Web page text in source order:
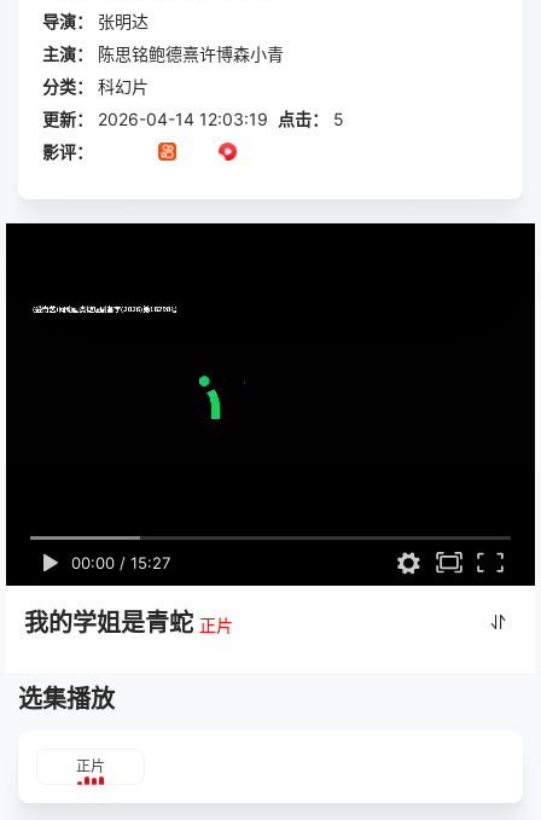
导演：
张明达
主演：
陈思铭鲍德熹许博森小青
分类：
科幻片
更新：
2026-04-14 12:03:19 点击：
5
影评：
00:00 / 15:27
我的学姐是青蛇 正片
选集播放
正片